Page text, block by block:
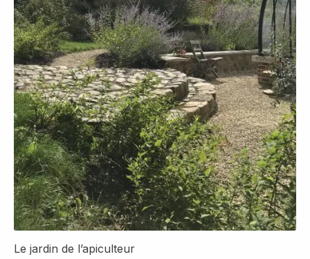
Le jardin de l’apiculteur